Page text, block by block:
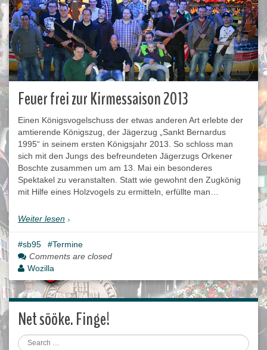
Feuer frei zur Kirmessaison 2013
Einen Königsvogelschuss der etwas anderen Art erlebte der
amtierende Königszug, der Jägerzug „Sankt Bernardus
1995“ in seinem ersten Königsjahr 2013. So schloss man
sich mit den Jungs des befreundeten Jägerzugs Orkener
Boschte zusammen um am 13. Mai ein besonderes
Spektakel zu veranstalten. Statt wie gewohnt den Zugkönig
mit Hilfe eines Holzvogels zu ermitteln, erfüllte man…
Weiter lesen
sb95
Termine
Comments are closed
Wozilla
Net sööke. Finge!
Search